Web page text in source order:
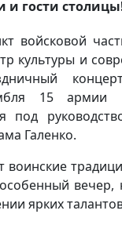
гости
войсковой
культуры и
15 армии
под
Галенко.
воинские
ярких